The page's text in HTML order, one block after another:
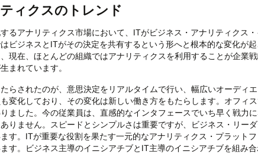
ィクスのトレンド
るアナリティクス市場において、ITがビジネス・アナリティクス
ビジネスとITがその決定を共有するという形へと根本的な変化が
現在、ほとんどの組織ではアナリティクスを利用することが企業
まれています。
らされたのが、意思決定をリアルタイムで行い、幅広いオーディ
変化しており、その変化は新しい働き方をもたらします。オフィ
ました。今の従業員は、直感的なインタフェースでいち早く戦力
りません。スピードとシンプルさは重要ですが、ビジネス・リー
す。ITが重要な役割を果たす一元的なアナリティクス・プラット
す。ビジネス主導のイニシアチブとIT主導のイニシアチブを組み